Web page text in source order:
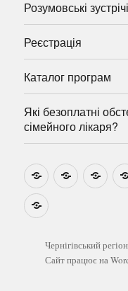
Розумовські зустрічі
Реєстрація
Каталог програм
Які безоплатні
сімейного лікаря?
Новини
методичні
Ми
на
Які
безоплатні
можна
пройти
у
Чернігівський
Сайт працює на